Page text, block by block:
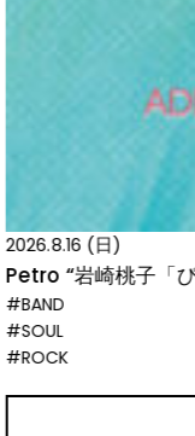
2026.8.16 (日)
Petro “岩崎桃子「
#BAND
#SOUL
#ROCK